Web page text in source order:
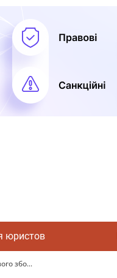
юристов
збо...